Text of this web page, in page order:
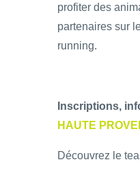
profiter des
partenaires sur
running.
Inscriptions,
HAUTE
Découvrez le